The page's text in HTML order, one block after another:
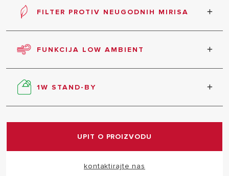
uz tri podrazine i brzine funkcija odvlaživača, turbo i
utišavanja.
FILTER PROTIV NEUGODNIH MIRISA
Eliminira bakterije i plijesni te sprječava uzročnike
najčešćih alergija, hvatajući alergene prisutne u
zraku i razbijajući njihovu strukturu.
FUNKCIJA LOW AMBIENT
Funkcija Low Ambient Cooling za hlađenje.
1W STAND-BY
Stand-by način rada za optimizaciju potrošnje do
UPIT O PROIZVODU
kontaktirajte nas